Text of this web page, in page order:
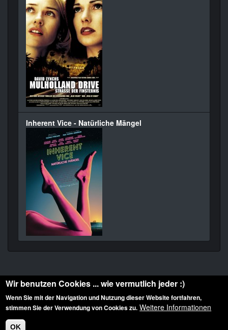
Inherent Vice - Natürliche Mängel
Diese Website ist urheberrechtlich geschützt: © 2010-2026 der Film Noir de. Alle
Rechte vorbehalten.
Wir benutzen Cookies ... wie vermutlich jeder :)
Wenn Sie mit der Navigation und Nutzung dieser Website fortfahren,
stimmen Sie der Verwendung von Cookies zu. Weitere Informationen
OK